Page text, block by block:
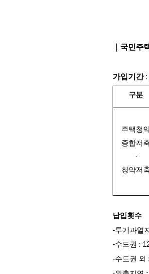
｜국민주
가입기간 :
구분
주택청
종합저
·
청약저
납입횟수
-투기과열
-수도권 :
-수도권 외